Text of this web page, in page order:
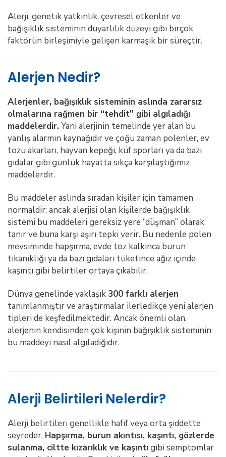
Alerji, genetik yatkınlık, çevresel etkenler ve
bağışıklık sisteminin duyarlılık düzeyi gibi birçok
faktörün birleşimiyle gelişen karmaşık bir süreçtir.
Alerjen Nedir?
Alerjenler, bağışıklık sisteminin aslında zararsız
olmalarına rağmen bir “tehdit” gibi algıladığı
maddelerdir.Yani alerjinin temelinde yer alan bu
yanlış alarmın kaynağıdır ve çoğu zaman polenler, ev
tozu akarları, hayvan kepeği, küf sporları ya da bazı
gıdalar gibi günlük hayatta sıkça karşılaştığımız
maddelerdir.
Bu maddeler aslında sıradan kişiler için tamamen
normaldir; ancak alerjisi olan kişilerde bağışıklık
sistemi bu maddeleri gereksiz yere “düşman” olarak
tanır ve buna karşı aşırı tepki verir. Bu nedenle polen
mevsiminde hapşırma, evde toz kalkınca burun
tıkanıklığı ya da bazı gıdaları tüketince ağız içinde
kaşıntı gibi belirtiler ortaya çıkabilir.
Dünya genelinde yaklaşık 300 farklı alerjen
tanımlanmıştır ve araştırmalar ilerledikçe yeni alerjen
tipleri de keşfedilmektedir. Ancak önemli olan,
alerjenin kendisinden çok kişinin bağışıklık sisteminin
bu maddeyi nasıl algıladığıdır.
Alerji Belirtileri Nelerdir?
Alerji belirtileri genellikle hafif veya orta şiddette
seyreder. Hapşırma, burun akıntısı, kaşıntı, gözlerde
sulanma, ciltte kızarıklık ve kaşıntıgibi semptomlar